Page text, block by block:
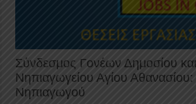
Σύνδεσμος Γονέων Δημοσίου και
Νηπιαγωγείου Αγίου
Νηπιαγωγού